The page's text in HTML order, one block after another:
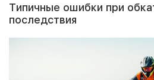
Типичные ошибки при
последствия